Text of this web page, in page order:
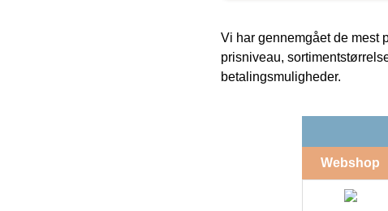
Vi har gennemgået de mest
prisniveau,
betalingsmuligheder.
Webshop